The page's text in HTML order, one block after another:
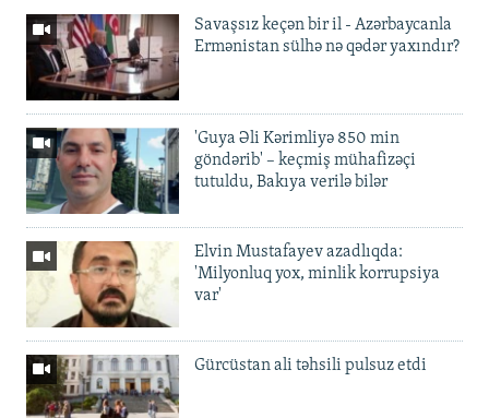
Savaşsız keçən bir il - Azərbaycanla
Ermənistan sülhə nə qədər yaxındır?
'Guya Əli Kərimliyə 850 min
göndərib' – keçmiş mühafizəçi
tutuldu, Bakıya verilə bilər
Elvin Mustafayev azadlıqda:
'Milyonluq yox, minlik korrupsiya
var'
Gürcüstan ali təhsili pulsuz etdi